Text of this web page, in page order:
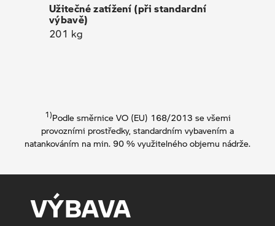
Užitečné zatížení (při standardní
výbavě)
201 kg
1)Podle směrnice VO (EU) 168/2013 se všemi
provozními prostředky, standardním vybavením a
natankováním na min. 90 % využitelného objemu nádrže.
VÝBAVA